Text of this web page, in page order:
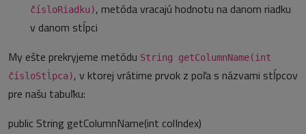
čísloRiadku), metóda vracajú hodnotu na danom riadku
v danom stĺpci
My ešte prekryjeme metódu String getColumnName(int
čísloStĺpca), v ktorej vrátime prvok z poľa s názvami stĺpcov
pre našu tabuľku:
public String getColumnName(int colIndex)